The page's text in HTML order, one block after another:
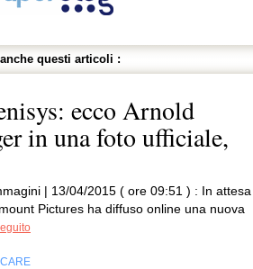
questi articoli :
ecco Arnold
in una foto ufficiale,
| 13/04/2015 ( ore 09:51 ) : In attesa
Pictures ha diffuso online una nuova